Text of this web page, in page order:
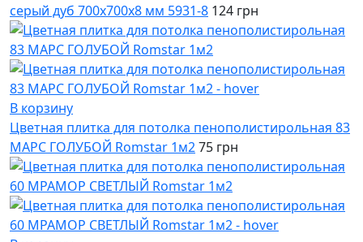
серый дуб 700x700x8 мм 5931-8 124 грн
В корзину
Цветная плитка для потолка пенополистирольная 83
МАРС ГОЛУБОЙ Romstar 1м275 грн